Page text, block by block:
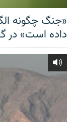
«جنگ چگونه
داده است» در